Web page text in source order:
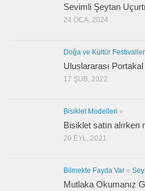
Sevimli Şeytan
24 OCA, 2024
Doğa ve Kültür
Uluslararası
17 ŞUB, 2022
Bisiklet Modelleri »
Bisiklet satın
20 EYL, 2021
Bilmekte Fayda Var »
Mutlaka Okumanız